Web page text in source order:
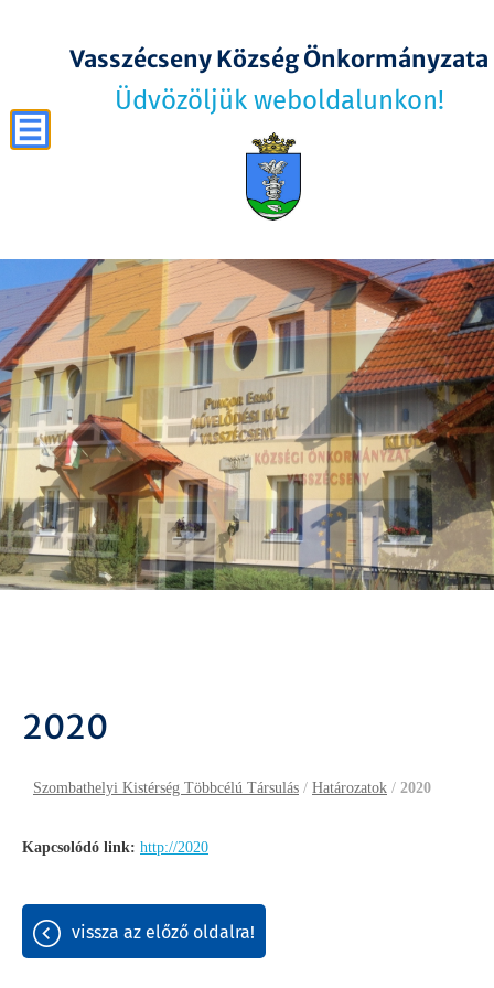
Vasszécseny Község Önkormányzata
Üdvözöljük weboldalunkon!
2020
Szombathelyi Kistérség Többcélú Társulás / Határozatok / 2020
Kapcsolódó link: http://2020
vissza az előző oldalra!